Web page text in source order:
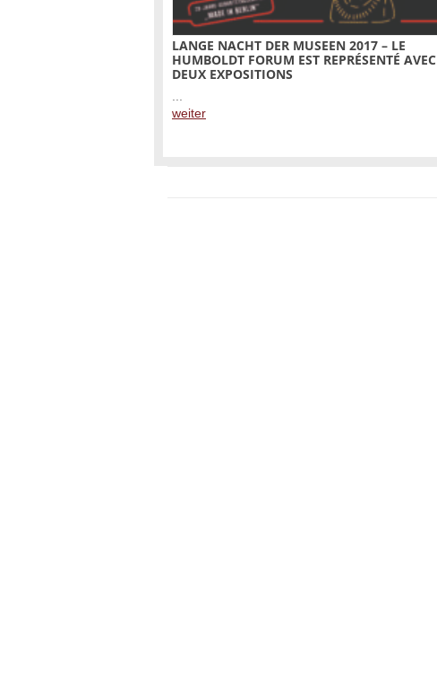
LANGE NACHT DER MUSEEN 2017 – LE
HUMBOLDT FORUM EST REPRÉSENTÉ AVEC
DEUX EXPOSITIONS
...
weiter